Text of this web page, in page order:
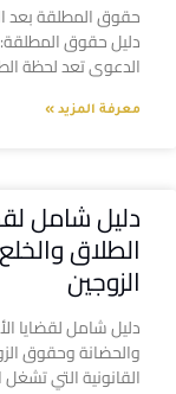
حقوق المطلقة بعد
دليل حقوق المطلقة:
الدعوى تعد لحظة
معرفة المزيد »
دليل شامل
الطلاق
الزوجين
دليل شامل لقضايا
والحضانة وحقوق
القانونية التي